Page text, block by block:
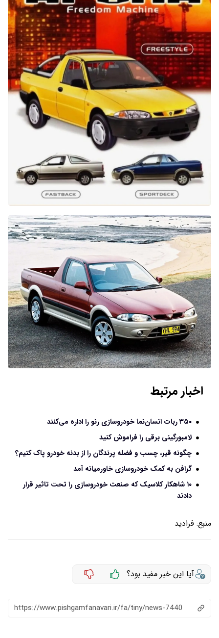
اخبار مرتبط
۳۵۰ ربات انسان‌نما خودروسازی رنو را اداره می‌کنند
لامبورگینی برقی را فراموش کنید
چگونه قیر، چسب و فضله پرندگان را از بدنه خودرو پاک کنیم؟
گرافن به کمک خودروسازی خاورمیانه آمد
۱۰ شاهکار کلاسیک که صنعت خودروسازی را تحت تاثیر قرار
دادند
منبع: فرادید
آیا این خبر مفید بود؟
https://www.pishgamfanavari.ir/fa/tiny/news-7440